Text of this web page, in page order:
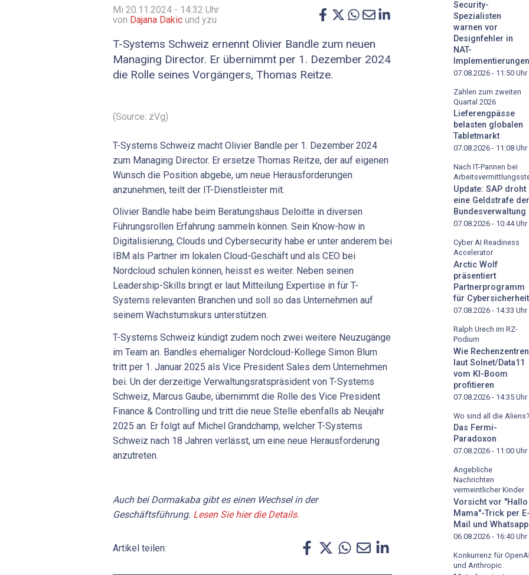
Mi 20.11.2024 - 14:32 Uhr
von Dajana Dakic und yzu
T-Systems Schweiz ernennt Olivier Bandle zum neuen
Managing Director. Er übernimmt per 1. Dezember 2024
die Rolle seines Vorgängers, Thomas Reitze.
(Source: zVg)
T-Systems Schweiz macht Olivier Bandle per 1. Dezember 2024
zum Managing Director. Er ersetze Thomas Reitze, der auf eigenen
Wunsch die Position abgebe, um neue Herausforderungen
anzunehmen, teilt der IT-Dienstleister mit.
Olivier Bandle habe beim Beratungshaus Deloitte in diversen
Führungsrollen Erfahrung sammeln können. Sein Know-how in
Digitalisierung, Clouds und Cybersecurity habe er unter anderem bei
IBM als Partner im lokalen Cloud-Geschäft und als CEO bei
Nordcloud schulen können, heisst es weiter. Neben seinen
Leadership-Skills bringt er laut Mitteilung Expertise in für T-
Systems relevanten Branchen und soll so das Unternehmen auf
seinem Wachstumskurs unterstützen.
T-Systems Schweiz kündigt zudem noch zwei weitere Neuzugänge
im Team an. Bandles ehemaliger Nordcloud-Kollege Simon Blum
tritt per 1. Januar 2025 als Vice President Sales dem Unternehmen
bei. Un der derzeitige Verwaltungsratspräsident von T-Systems
Schweiz, Marcus Gaube, übernimmt die Rolle des Vice President
Finance & Controlling und tritt die neue Stelle ebenfalls ab Neujahr
2025 an. Er folgt auf Michel Grandchamp, welcher T-Systems
Schweiz nach 18 Jahren verlässt, um eine neue Herausforderung
anzutreten.
Auch bei Dormakaba gibt es einen Wechsel in der
Geschäftsführung. Lesen Sie hier die Details.
Artikel teilen:
Security-
Spezialisten
warnen vor
Designfehler in
NAT-
Implementierungen
07.08.2026 - 11:50 Uhr
Zahlen zum zweiten
Quartal 2026
Lieferengpässe
belasten globalen
Tabletmarkt
07.08.2026 - 11:08 Uhr
Nach IT-Pannen bei
Update: SAP droht
eine Geldstrafe der
Bundesverwaltung
07.08.2026 - 10:44Uhr
Cyber AI Readiness
Accelerator
Arctic Wolf
präsentiert
Partnerprogramm
für Cybersicherheit
07.08.2026 - 14:33 Uhr
Ralph Urech im RZ-
Podium
Wie Rechenzentren
laut Solnet/Data11
vom KI-Boom
profitieren
07.08.2026 - 14:35 Uhr
Wo sind all die Aliens?
Das Fermi-
Paradoxon
07.08.2026 - 11:00 Uhr
Angebliche
Nachrichten
vermeintlicher Kinder
Vorsicht vor "Hallo
Mama"-Trick per E-
Mail und Whatsapp
06.08.2026 - 16:40 Uhr
Konkurrenz für OpenAI
und Anthropic